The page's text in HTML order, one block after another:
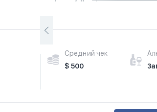
Средний чек
$ 500